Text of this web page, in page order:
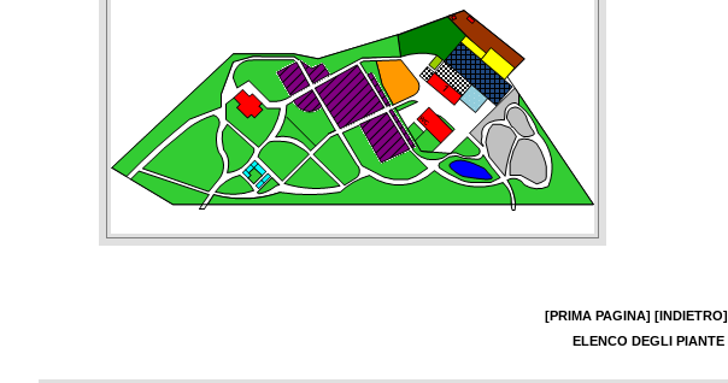
[PRIMA PAGINA] [INDIETRO]
ELENCO DEGLI PIANTE